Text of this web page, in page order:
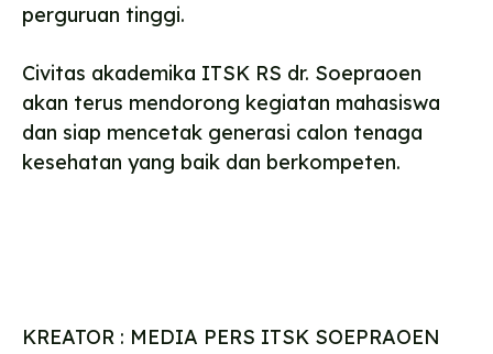
perguruan tinggi.
Civitas akademika ITSK RS dr. Soepraoen
akan terus mendorong kegiatan mahasiswa
dan siap mencetak generasi calon tenaga
kesehatan yang baik dan berkompeten.
KREATOR : MEDIA PERS ITSK SOEPRAOEN